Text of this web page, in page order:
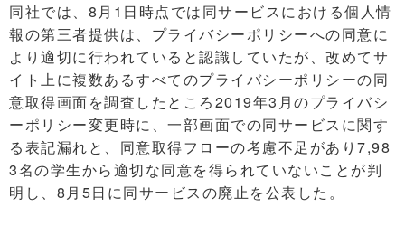
同社では、8月1日時点では同サービスにおける個人情
報の第三者提供は、プライバシーポリシーへの同意に
より適切に行われていると認識していたが、改めてサ
イト上に複数あるすべてのプライバシーポリシーの同
意取得画面を調査したところ2019年3月のプライバシ
ーポリシー変更時に、一部画面での同サービスに関す
る表記漏れと、同意取得フローの考慮不足があり7,98
3名の学生から適切な同意を得られていないことが判
明し、8月5日に同サービスの廃止を公表した。